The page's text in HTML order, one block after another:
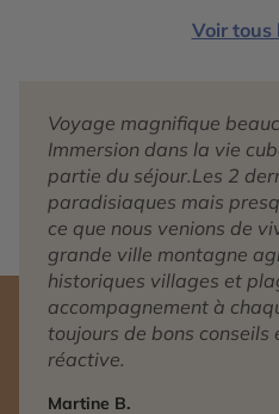
Voir tous
Voyage magnifique
Immersion dans la vie
partie du séjour.Les 2
paradisiaques mais
ce que nous venions de
grande ville montagne
historiques villages et
accompagnement à
toujours de bons
réactive.
Martine B.